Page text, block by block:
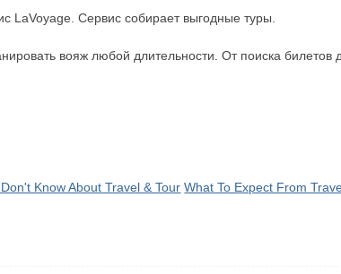
LaVoyage. Сервис собирает выгодные туры.
вояж любой длительности. От поиска
Know About Travel & Tour What To Expect From